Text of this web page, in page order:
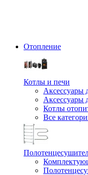
Отопление
Котлы и печи
Аксессуары
Аксессуары
Котлы
Все